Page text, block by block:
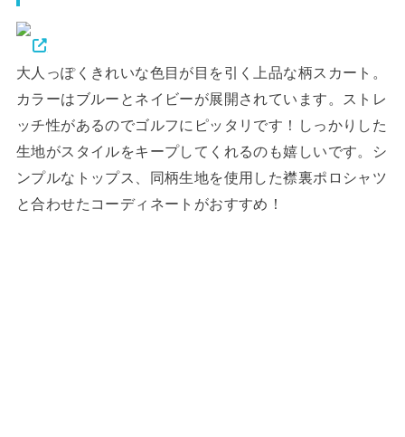
大人っぽくきれいな色目が目を引く上品な柄スカート。
カラーはブルーとネイビーが展開されています。ストレ
ッチ性があるのでゴルフにピッタリです！しっかりした
生地がスタイルをキープしてくれるのも嬉しいです。シ
ンプルなトップス、同柄生地を使用した襟裏ポロシャツ
と合わせたコーディネートがおすすめ！